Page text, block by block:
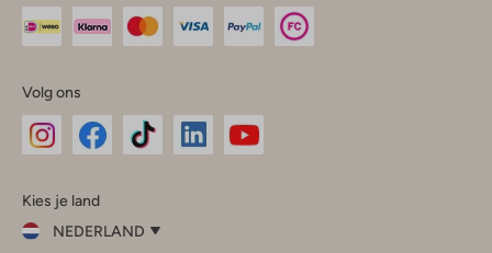
Volg ons
InstagramFacebook
Kies je land
NEDERLAND